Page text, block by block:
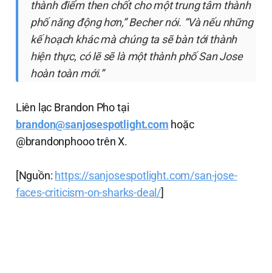
thành điểm then chốt cho một trung tâm thành
phố năng động hơn,” Becher nói. “Và nếu những
kế hoạch khác mà chúng ta sẽ bàn tới thành
hiện thực, có lẽ sẽ là một thành phố San Jose
hoàn toàn mới.”
Liên lạc Brandon Pho tại
brandon@sanjosespotlight.com hoặc
@brandonphooo trên X.
[Nguồn: https://sanjosespotlight.com/san-jose-
faces-criticism-on-sharks-deal/]